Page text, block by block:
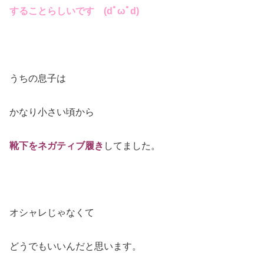
することらしいです (dﾟωﾟd)
うちの息子は
かなり小さい頃から
靴下をネガティブ履き してました。
オシャレじゃなくて
どうでもいいんだと思います。